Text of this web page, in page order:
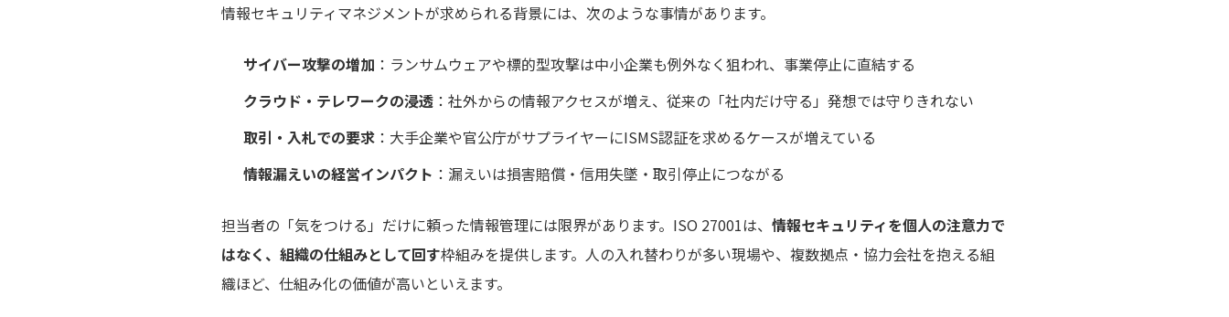
情報セキュリティマネジメントが求められる背景には、次のような事情があります。
サイバー攻撃の増加 ：ランサムウェアや標的型攻撃は中小企業も例外なく狙われ、事業停止に直結する
クラウド・テレワークの浸透 ：社外からの情報アクセスが増え、従来の「社内だけ守る」発想では守りきれない
取引・入札での要求 ：大手企業や官公庁がサプライヤーにISMS認証を求めるケースが増えている
情報漏えいの経営インパクト ：漏えいは損害賠償・信用失墜・取引停止につながる
担当者の「気をつける」だけに頼った情報管理には限界があります。ISO 27001は、 情報セキュリティを個人の注意力で
はなく、組織の仕組みとして回す枠組みを提供します。人の入れ替わりが多い現場や、複数拠点・協力会社を抱える組
織ほど、仕組み化の価値が高いといえます。